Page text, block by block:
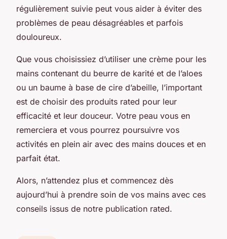
régulièrement suivie peut vous aider à éviter des
problèmes de peau désagréables et parfois
douloureux.
Que vous choisissiez d’utiliser une crème pour les
mains contenant du beurre de karité et de l’aloes
ou un baume à base de cire d’abeille, l’important
est de choisir des produits rated pour leur
efficacité et leur douceur. Votre peau vous en
remerciera et vous pourrez poursuivre vos
activités en plein air avec des mains douces et en
parfait état.
Alors, n’attendez plus et commencez dès
aujourd’hui à prendre soin de vos mains avec ces
conseils issus de notre publication rated.